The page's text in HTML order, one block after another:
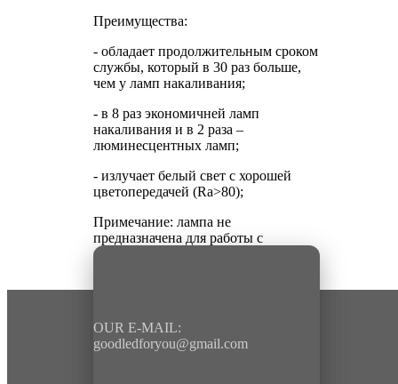
Преимущества:
- обладает продолжительным сроком
службы, который в 30 раз больше,
чем у ламп накаливания;
- в 8 раз экономичней ламп
накаливания и в 2 раза –
люминесцентных ламп;
- излучает белый свет с хорошей
цветопередачей (Ra>80);
Примечание: лампа не
предназначена для работы с
электронным диммером;
OUR E-MAIL:
goodledforyou@gmail.cоm